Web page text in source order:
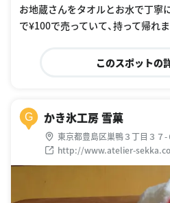
お地蔵さんをタオルとお水で丁寧
で¥100で売っていて、持って帰れ
このスポットの
G かき氷工房 雪菓
東京都豊島区巣鴨３丁目３７-
http://www.atelier-